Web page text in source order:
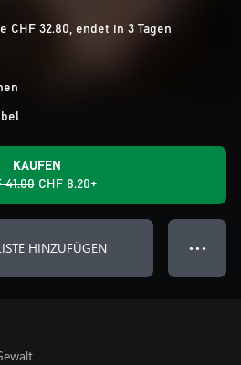
CHF 32.80, endet in 3 Tagen
KAUFEN
41.00 CHF 8.20+
HINZUFÜGEN ● ● ●